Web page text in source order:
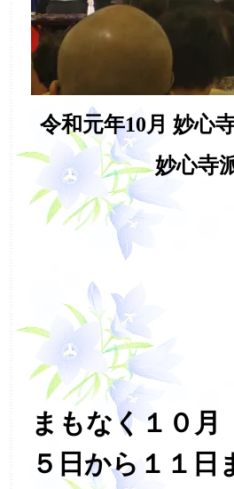
令和元年10月 妙心
妙心寺
まもなく１０月
５日から１１